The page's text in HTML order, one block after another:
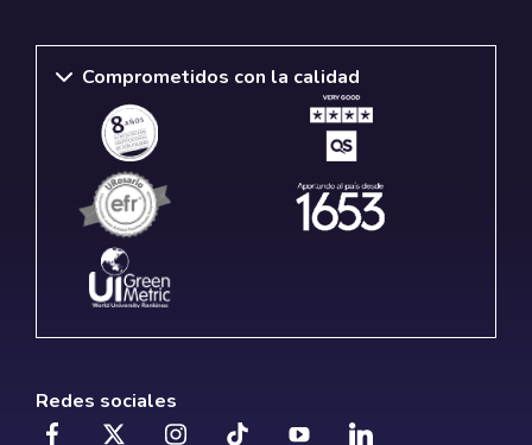
Comprometidos con la calidad
Redes sociales